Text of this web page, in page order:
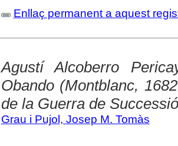
Enllaç permanent a aquest
Agustí Alcoberro
Obando (Montblanc,
de la Guerra de Successió
Grau i Pujol, Josep M. Tomàs